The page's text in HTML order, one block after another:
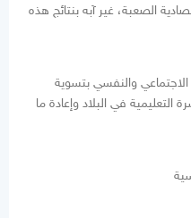
الصعبة، غير آبه بنتائج هذه
والنفسي بتسوية
في البلاد وإعادة ما